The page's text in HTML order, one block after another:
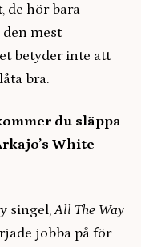
de hör bara
mest
betyder inte att
bra.
du släppa
White
singel,All The Way
jobba på för